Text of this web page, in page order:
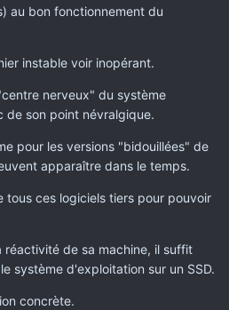
au bon fonctionnement du
instable voir inopérant.
nerveux" du système
son point névralgique.
pour les versions "bidouillées" de
apparaître dans le temps.
tous ces logiciels tiers pour pouvoir
réactivité de sa machine, il suffit
système d'exploitation sur un SSD.
concrète.